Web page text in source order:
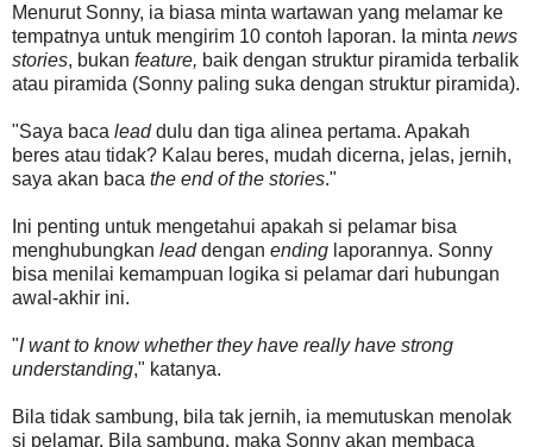
Menurut Sonny, ia biasa minta wartawan yang melamar ke
tempatnya untuk mengirim 10 contoh laporan. Ia minta news
stories, bukan feature, baik dengan struktur piramida terbalik
atau piramida (Sonny paling suka dengan struktur piramida).
"Saya baca leaddulu dan tiga alinea pertama. Apakah
beres atau tidak? Kalau beres, mudah dicerna, jelas, jernih,
saya akan baca the end of the stories."
Ini penting untuk mengetahui apakah si pelamar bisa
menghubungkan leaddengan ending laporannya. Sonny
bisa menilai kemampuan logika si pelamar dari hubungan
awal-akhir ini.
"I want to know whether they have really have strong
understanding," katanya.
Bila tidak sambung, bila tak jernih, ia memutuskan menolak
si pelamar. Bila sambung, maka Sonny akan membaca